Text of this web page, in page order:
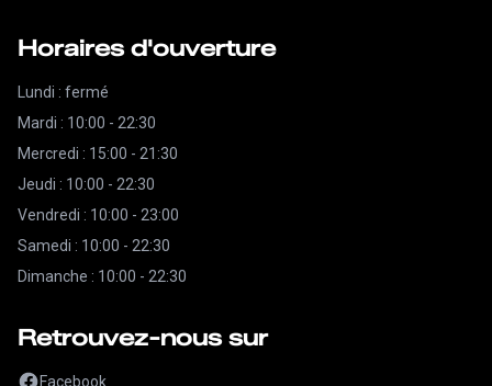
Horaires d'ouverture
Lundi : fermé
Mardi : 10:00 - 22:30
Mercredi : 15:00 - 21:30
Jeudi : 10:00 - 22:30
Vendredi : 10:00 - 23:00
Samedi : 10:00 - 22:30
Dimanche : 10:00 - 22:30
Retrouvez-nous sur
Facebook